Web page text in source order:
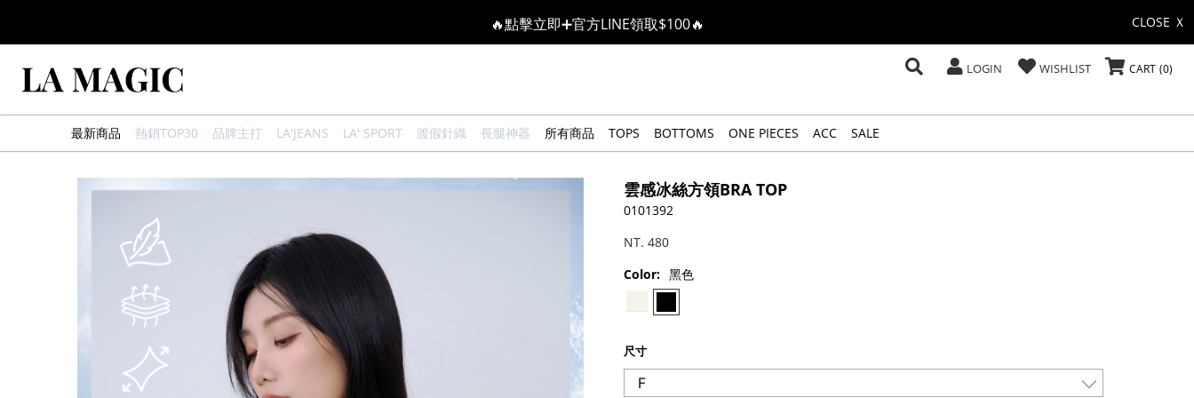
CLOSE Ｘ
🔥點擊立即➕官方LINE領取$100🔥
感恩回饋價🎁零修圖系列$399起>
全館滿$3000即贈「夏日條紋草編包」👜
絲柔莫代爾系列🤍任選兩件$1000
果凍棉系列⭐2件$1100|4件$2000|6件$2700
萊卡棉系列💫 2件$1100 | 4件$2000 | 6件$2700
CART 0
WISHLIST
LOGIN
最新商品 熱銷TOP30 品牌主打 LA'JEANS LA' SPORT 渡假針織 長腿神器 所有商品 TOPS BOTTOMS ONE PIECES ACC SALE
雲感冰絲方領BRA TOP
0101392
NT. 480
Color: 黑色
尺寸